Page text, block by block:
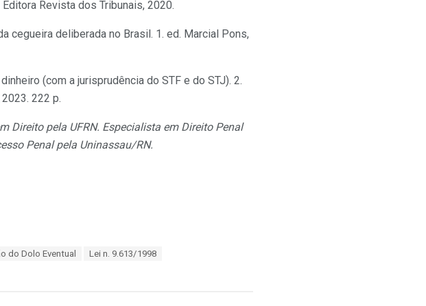
Revista dos Tribunais, 2020.
cegueira deliberada no Brasil. 1. ed. Marcial Pons,
(com a jurisprudência do STF e do STJ). 2.
222 p.
Direito pela UFRN. Especialista em Direito Penal
Penal pela Uninassau/RN.
do Dolo Eventual
Lei n. 9.613/1998